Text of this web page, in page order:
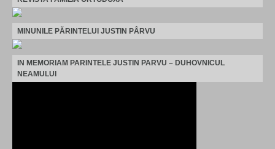
MINUNILE PĂRINTELUI JUSTIN PÂRVU
IN MEMORIAM PARINTELE JUSTIN PARVU – DUHOVNICUL
NEAMULUI